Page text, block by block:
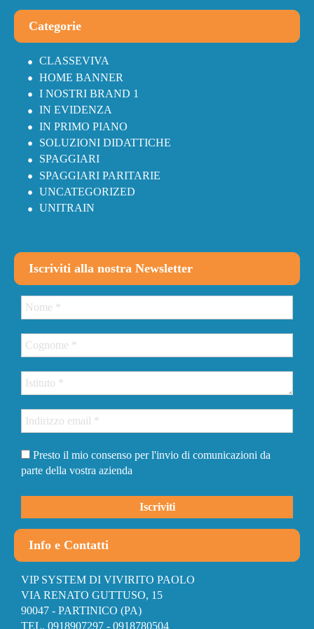
Categorie
CLASSEVIVA
HOME BANNER
I NOSTRI BRAND 1
IN EVIDENZA
IN PRIMO PIANO
SOLUZIONI DIDATTICHE
SPAGGIARI
SPAGGIARI PARITARIE
UNCATEGORIZED
UNITRAIN
Iscriviti alla nostra Newsletter
Presto il mio consenso per l'invio di comunicazioni da
parte della vostra azienda
Info e Contatti
VIP SYSTEM DI VIVIRITO PAOLO
VIA RENATO GUTTUSO, 15
90047 - PARTINICO (PA)
TEL. 0918907297 - 0918780504